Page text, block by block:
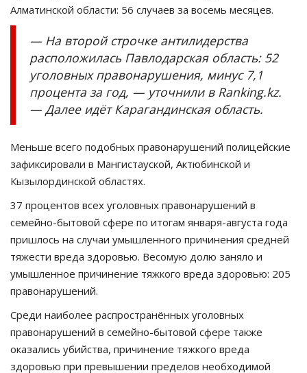
Алматинской области: 56 случаев за восемь месяцев.
— На второй строчке антилидерства
расположилась Павлодарская область: 52
уголовных правонарушения, минус 7,1
процента за год, — уточнили в Ranking.kz.
— Далее идёт Карагандинская область.
Меньше всего подобных правонарушений полицейские
зафиксировали в Мангистауской, Актюбинской и
Кызылординской областях.
37 процентов всех уголовных правонарушений в
семейно-бытовой сфере по итогам января-августа года
пришлось на случаи умышленного причинения средней
тяжести вреда здоровью. Весомую долю заняло и
умышленное причинение тяжкого вреда здоровью: 205
правонарушений.
Среди наиболее распространённых уголовных
правонарушений в семейно-бытовой сфере также
оказались убийства, причинение тяжкого вреда
здоровью при превышении пределов необходимой